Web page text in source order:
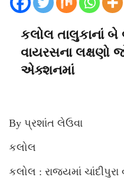
કલોલ તાલુકાનાં બે
વાયરસના લક્ષણો
એક્શનમાં
By પ્રશાંત લેઉવા
કલોલ
કલોલ : રાજ્યમાં ચાંદીપુરા